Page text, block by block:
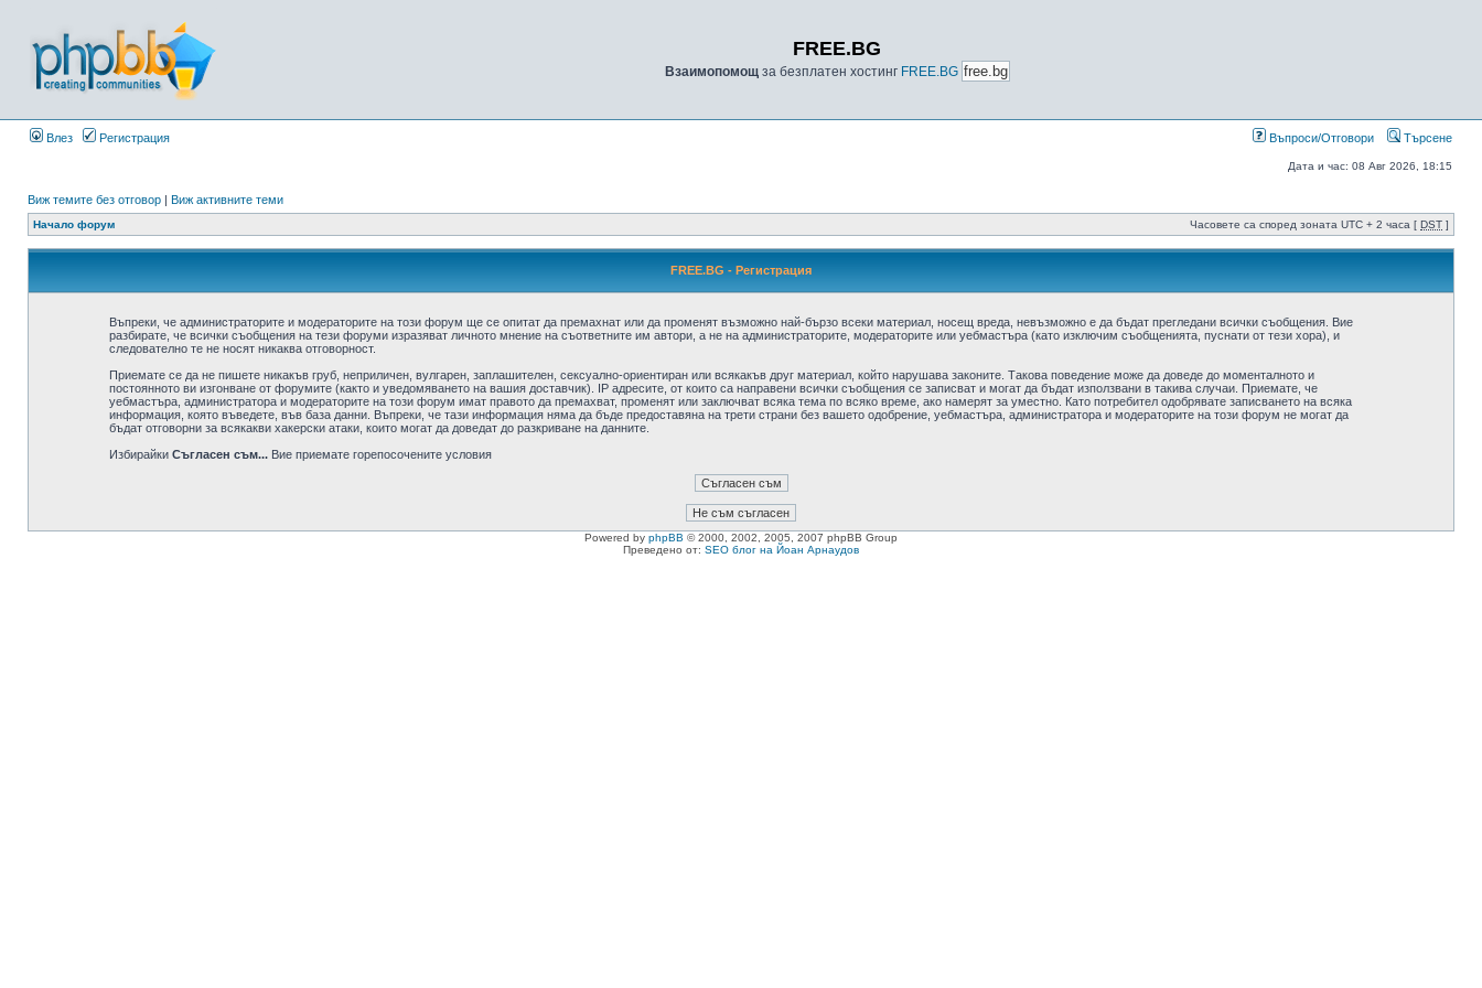
FREE.BG
Взаимопомощза безплатен хостинг FREE.BG
Влез Регистрация Въпроси/Отговори Търсене
Дата и час: 08 Авг 2026, 18:15
Виж темите без отговор | Виж активните теми
Начало форум Часовете са според зоната UTC + 2 часа [ DST ]
FREE.BG - Регистрация
Въпреки, че администраторите и модераторите на този форум ще се опитат да премахнат или да променят възможно най-бързо всеки материал, носещ вреда, невъзможно е да бъдат прегледани всички съобщения. Вие
разбирате, че всички съобщения на тези форуми изразяват личното мнение на съответните им автори, а не на администраторите, модераторите или уебмастъра (като изключим съобщенията, пуснати от тези хора), и
следователно те не носят никаква отговорност.
Приемате се да не пишете никакъв груб, неприличен, вулгарен, заплашителен, сексуално-ориентиран или всякакъв друг материал, който нарушава законите. Такова поведение може да доведе до моменталното и
постоянното ви изгонване от форумите (както и уведомяването на вашия доставчик). IP адресите, от които са направени всички съобщения се записват и могат да бъдат използвани в такива случаи. Приемате, че
уебмастъра, администратора и модераторите на този форум имат правото да премахват, променят или заключват всяка тема по всяко време, ако намерят за уместно. Като потребител одобрявате записването на всяка
информация, която въведете, във база данни. Въпреки, че тази информация няма да бъде предоставяна на трети страни без вашето одобрение, уебмастъра, администратора и модераторите на този форум не могат да
бъдат отговорни за всякакви хакерски атаки, които могат да доведат до разкриване на данните.
Избирайки Съгласен съм...Вие приемате горепосочените условия
Powered by phpBB © 2000, 2002, 2005, 2007 phpBB Group
Преведено от: SEO блог на Йоан Арнаудов